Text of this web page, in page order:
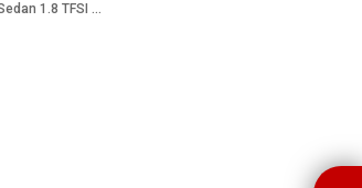
Audi A4 Sedan 1.8 TFSI Multitronic